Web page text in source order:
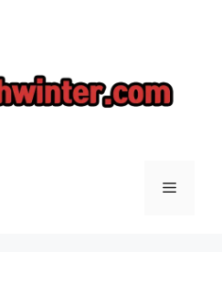
메